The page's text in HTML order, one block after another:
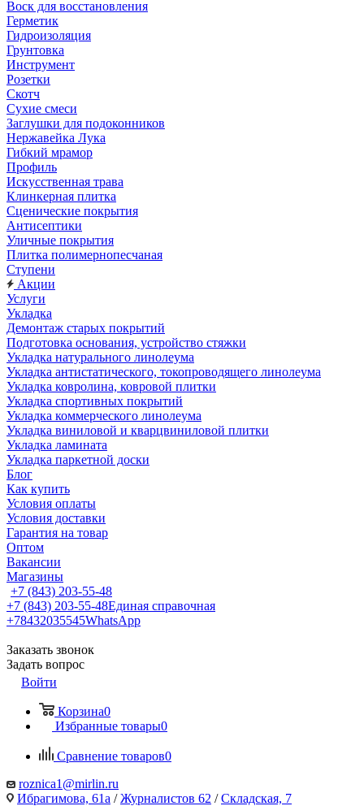
Воск для восстановления
Герметик
Гидроизоляция
Грунтовка
Инструмент
Розетки
Скотч
Сухие смеси
Заглушки для подоконников
Нержавейка Лука
Гибкий мрамор
Профиль
Искусственная трава
Клинкерная плитка
Сценические покрытия
Антисептики
Уличные покрытия
Плитка полимернопесчаная
Ступени
Акции
Услуги
Укладка
Демонтаж старых покрытий
Подготовка основания, устройство стяжки
Укладка натурального линолеума
Укладка антистатического, токопроводящего линолеума
Укладка ковролина, ковровой плитки
Укладка спортивных покрытий
Укладка коммерческого линолеума
Укладка виниловой и кварцвиниловой плитки
Укладка ламината
Укладка паркетной доски
Блог
Как купить
Условия оплаты
Условия доставки
Гарантия на товар
Оптом
Вакансии
Магазины
+7 (843) 203-55-48
+7 (843) 203-55-48Единая справочная
+78432035545WhatsApp
Заказать звонок
Задать вопрос
Войти
Корзина0
Избранные товары0
Сравнение товаров0
roznica1@mirlin.ru
Ибрагимова, 61а /Журналистов 62 /Складская, 7